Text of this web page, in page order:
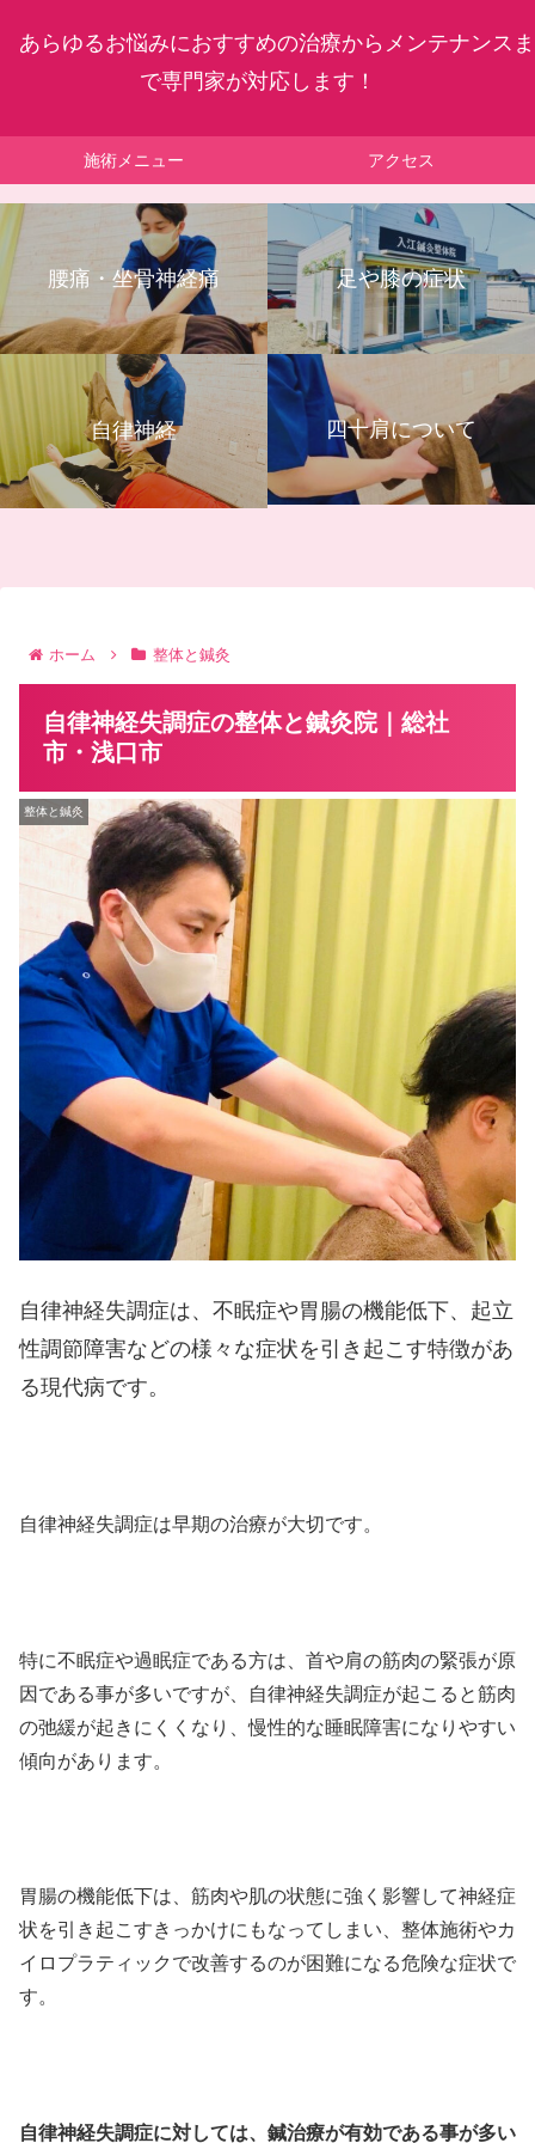
あらゆるお悩みにおすすめの治療からメンテナンスま
で専門家が対応します！
施術メニュー アクセス
腰痛・坐骨神経痛 足や膝の症状
自律神経 四十肩について
ホーム 整体と鍼灸
自律神経失調症の整体と鍼灸院｜総社
市・浅口市
整体と鍼灸
自律神経失調症は、不眠症や胃腸の機能低下、起立
性調節障害などの様々な症状を引き起こす特徴があ
る現代病です。
自律神経失調症は早期の治療が大切です。
特に不眠症や過眠症である方は、首や肩の筋肉の緊張が原
因である事が多いですが、自律神経失調症が起こると筋肉
の弛緩が起きにくくなり、慢性的な睡眠障害になりやすい
傾向があります。
胃腸の機能低下は、筋肉や肌の状態に強く影響して神経症
状を引き起こすきっかけにもなってしまい、整体施術やカ
イロプラティックで改善するのが困難になる危険な症状で
す。
自律神経失調症に対しては、鍼治療が有効である事が多い